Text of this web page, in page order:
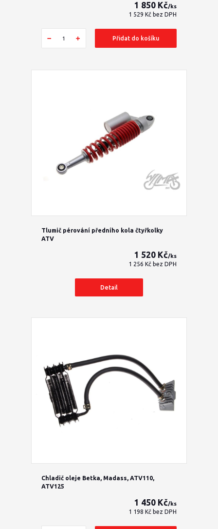
1 850 Kč/ks
1 529 Kč bez DPH
Přidat do košíku
Tlumič pérování předního kola čtyřkolky
ATV
1 520 Kč/ks
1 256 Kč bez DPH
Detail
Chladič oleje Betka, Madass, ATV110,
ATV125
1 450 Kč/ks
1 198 Kč bez DPH